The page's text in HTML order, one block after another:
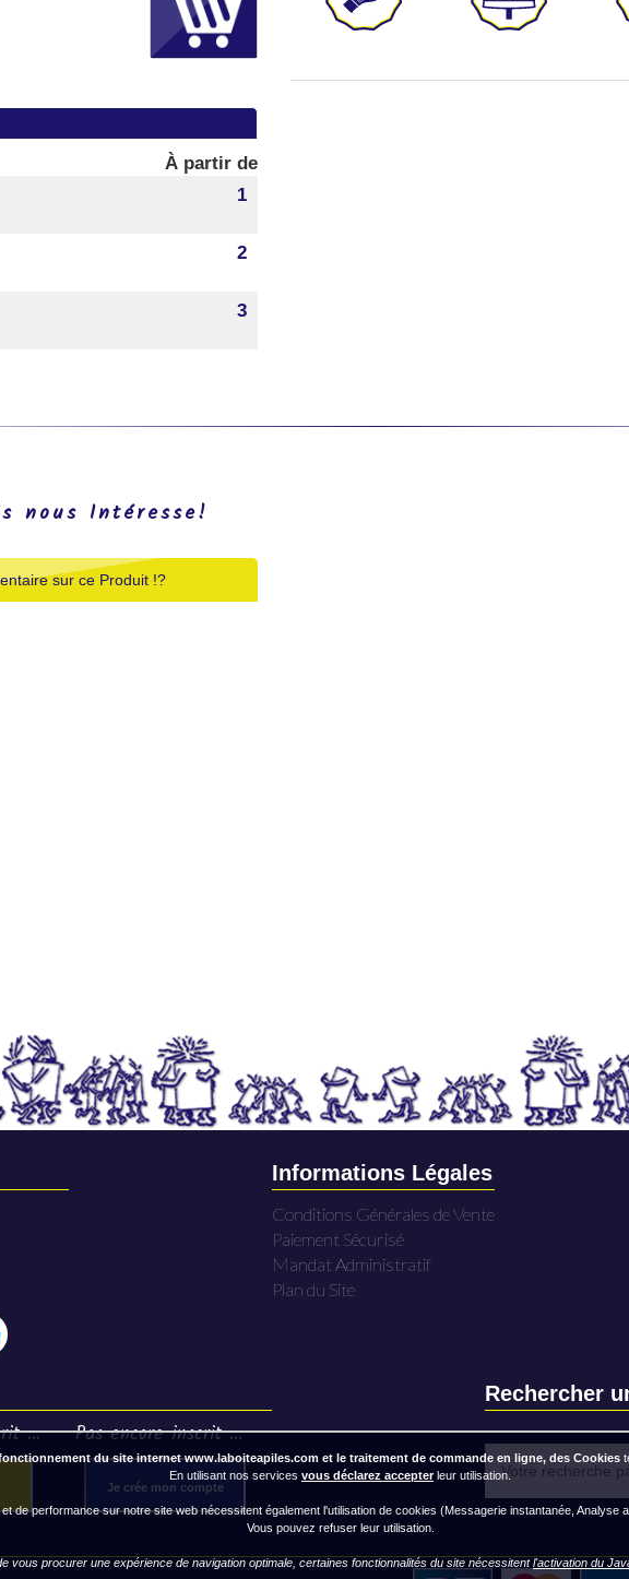
À partir de
1
2
3
nous Intéresse!
sur ce Produit !?
Informations Légales
Conditions Générales de Vente
Paiement Sécurisé
Mandat Administratif
Plan du Site
... Pas encore inscrit ...
Je crée mon compte
Rechercher
du site internet www.laboiteapiles.com et le traitement de commande en ligne, des Cookies
En utilisant nos services vous déclarez accepterleur utilisation.
de performance sur notre site web nécessitent également l'utilisation de cookies (Messagerie instantanée, Analyse
Vous pouvez refuser leur utilisation.
vous procurer une expérience de navigation optimale, certaines fonctionnalités du site nécessitentl'activation du